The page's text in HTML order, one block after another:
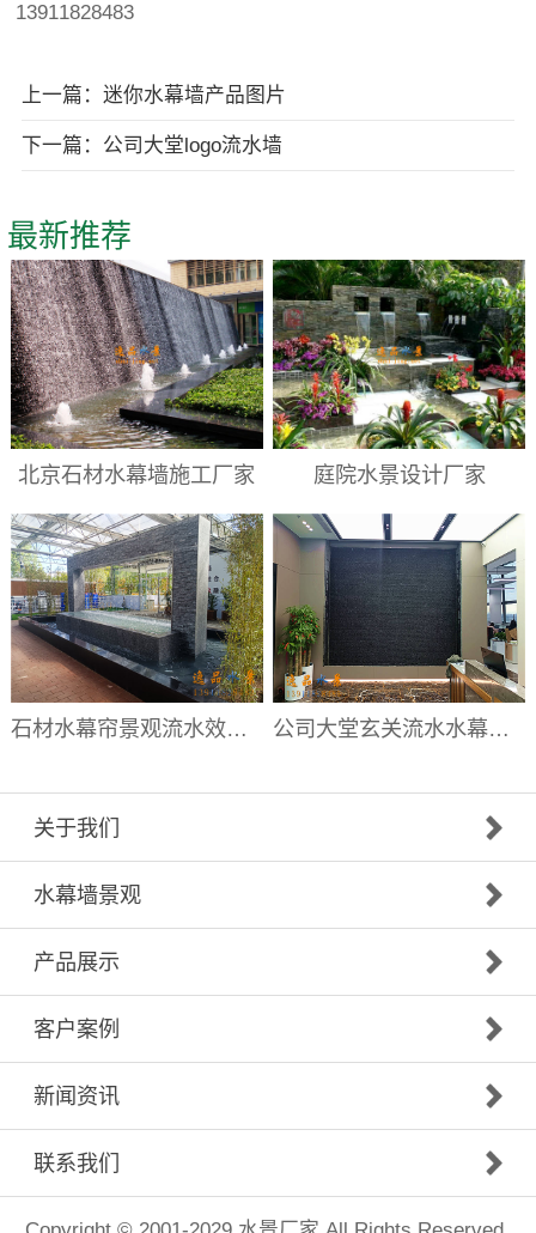
13911828483
上一篇：迷你水幕墙产品图片
下一篇：公司大堂logo流水墙
最新推荐
北京石材水幕墙施工厂家 庭院水景设计厂家
石材水幕帘景观流水效果|水幕帘厂家 公司大堂玄关流水水幕墙|大堂流水背景墙厂家
关于我们
水幕墙景观
产品展示
客户案例
新闻资讯
联系我们